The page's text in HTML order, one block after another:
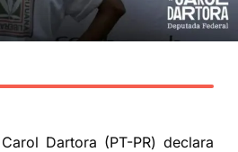
Dartora (PT-PR) declara